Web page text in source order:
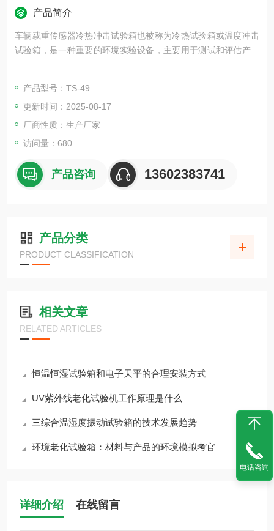
产品简介
车辆载重传感器冷热冲击试验箱也被称为冷热试验箱或温度冲击
试验箱，是一种重要的环境实验设备，主要用于测试和评估产品
在温度变化环境下的性能和可靠性。
产品型号：TS-49
更新时间：2025-08-17
厂商性质：生产厂家
访问量：680
产品咨询 13602383741
产品分类
PRODUCT CLASSIFICATION
相关文章
RELATED ARTICLES
恒温恒湿试验箱和电子天平的合理安装方式
UV紫外线老化试验机工作原理是什么
三综合温湿度振动试验箱的技术发展趋势
环境老化试验箱：材料与产品的环境模拟考官
详细介绍 在线留言
电话咨询